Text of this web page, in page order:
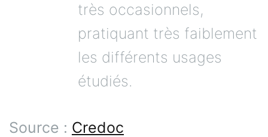
très occasionnels,
pratiquant très faiblement
les différents usages
étudiés.
Source : Credoc